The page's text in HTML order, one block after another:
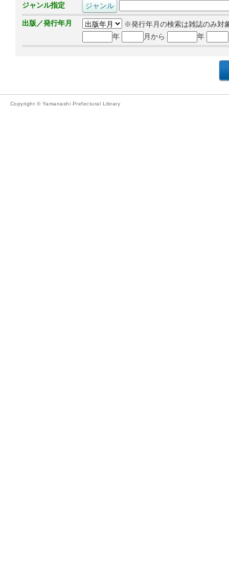
ジャンル指定
出版／発行年月
※発行年月の検索は雑誌のみ対
年
月から 年
Copyright © Yamanashi Prefectural Library